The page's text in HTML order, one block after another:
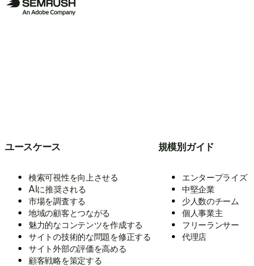
ユースケース
検索可視性を向上させる
AIに推奨される
市場を調査する
地域の顧客とつながる
魅力的なコンテンツを作成する
サイトの技術的な問題を修正する
サイト外部の評価を高める
顧客戦略を策定する
規模別ガイド
エンタープライズ
中堅企業
少人数のチーム
個人事業主
フリーランサー
代理店